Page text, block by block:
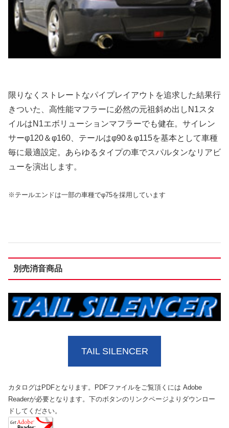
限りなくストレートなパイプレイアウトを追求した結果行
きついた、高性能マフラーに必然の元祖斜め出しN1スタ
イルはN1エボリューションマフラーでも健在。サイレン
サーφ120＆φ160、テールはφ90＆φ115を基本として車種
毎に最適設定。あらゆるタイプの車でスパルタンなリアビ
ューを演出します。
※テールエンドは一部の車種でφ75を採用しています
別売消音商品
TAIL SILENCER
カタログはPDFとなります。PDFファイルをご覧頂くには Adobe
Readerが必要となります。下のボタンのリンクページよりダウンロー
ドしてください。